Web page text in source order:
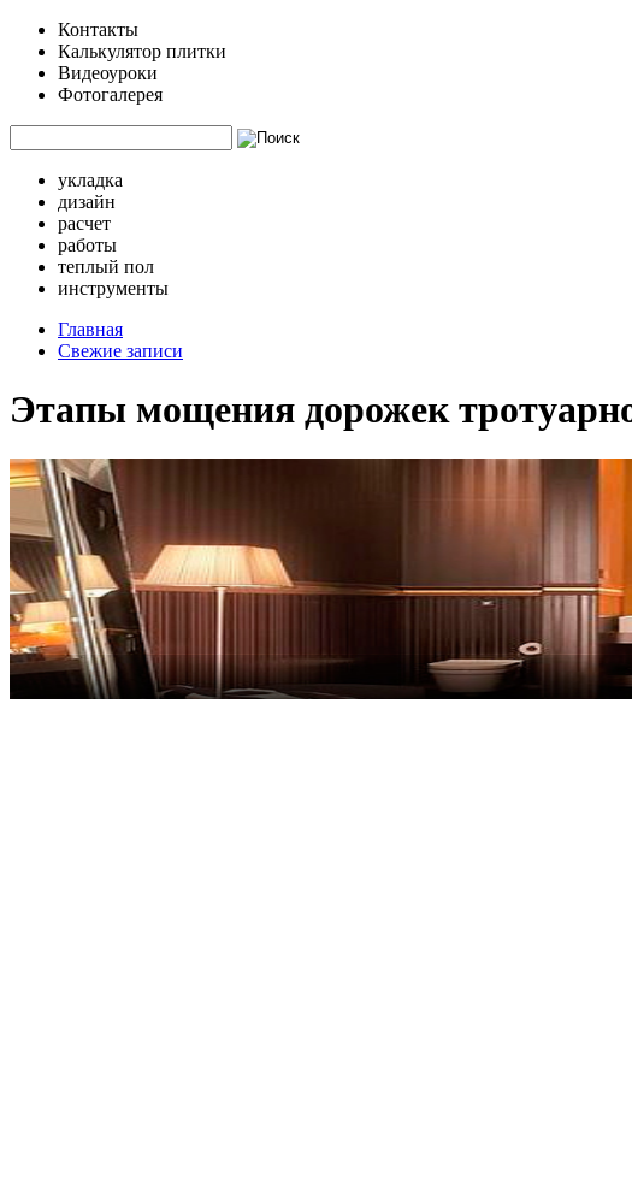
Контакты
Калькулятор плитки
Видеоуроки
Фотогалерея
укладка
дизайн
расчет
работы
теплый пол
инструменты
Главная
Свежие записи
Этапы мощения дорожек